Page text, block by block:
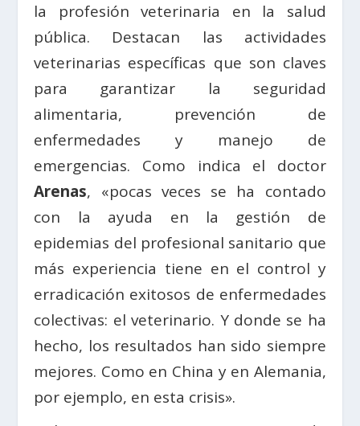
la profesión veterinaria en la salud
pública. Destacan las actividades
veterinarias específicas que son claves
para garantizar la seguridad
alimentaria, prevención de
enfermedades y manejo de
emergencias. Como indica el doctor
Arenas, «pocas veces se ha contado
con la ayuda en la gestión de
epidemias del profesional sanitario que
más experiencia tiene en el control y
erradicación exitosos de enfermedades
colectivas: el veterinario. Y donde se ha
hecho, los resultados han sido siempre
mejores. Como en China y en Alemania,
por ejemplo, en esta crisis».